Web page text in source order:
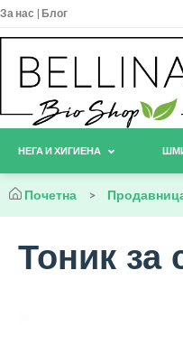
За нас | Блог
НЕГА И ХИГИЕНА
Почетна >
Тоник за